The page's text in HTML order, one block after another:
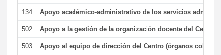
134 Apoyo académico-administrativo de los servicios
502 Apoyo a la gestión de la organización docente del Centro
503 Apoyo al equipo de dirección del Centro (órganos